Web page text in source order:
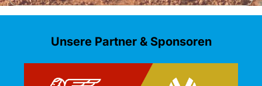
Unsere Partner & Sponsoren